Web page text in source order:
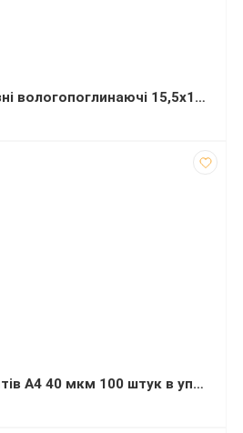
Серветки целюлозні вологопоглинаючі 15,5x15,5 см жовта 5 штук
Файл для документів А4 40 мкм 100 штук в упаковці BUROMAX